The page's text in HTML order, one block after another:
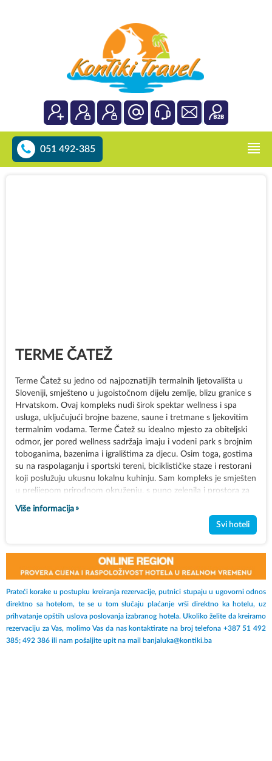
051 492-385
TERME ČATEŽ
Terme Čatež su jedno od najpoznatijih termalnih ljetovališta u
Sloveniji, smješteno u jugoistočnom dijelu zemlje, blizu granice s
Hrvatskom. Ovaj kompleks nudi širok spektar wellness i spa
usluga, uključujući brojne bazene, saune i tretmane s ljekovitim
termalnim vodama. Terme Čatež su idealno mjesto za obiteljski
odmor, jer pored wellness sadržaja imaju i vodeni park s brojnim
toboganima, bazenima i igralištima za djecu. Osim toga, gostima
su na raspolaganju i sportski tereni, biciklističke staze i restorani
koji poslužuju ukusnu lokalnu kuhinju. Sam kompleks je smješten
u prelijepom prirodnom okruženju, s puno zelenila i prostora za
opuštanje. Terme Čatež su savršena destinacija za sve koji žele
spojiti zdravlje, zabavu i odmor u mirnom okruženju, s bogatom
Više informacija
Svi hoteli
Prateći korake u postupku kreiranja rezervacije, putnici stupaju u ugovorni odnos
direktno sa hotelom, te se u tom slučaju plaćanje vrši direktno ka hotelu, uz
prihvatanje opštih uslova poslovanja izabranog hotela. Ukoliko želite da kreiramo
rezervaciju za Vas, molimo Vas da nas kontaktirate na broj telefona +387 51 492
385; 492 386 ili nam pošaljite upit na mail banjaluka@kontiki.ba